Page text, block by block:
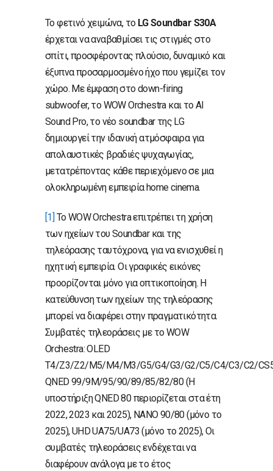
Το φετινό χειμώνα, το LGSoundbar S30A
έρχεται να αναβαθμίσει τις στιγμές στο
σπίτι, προσφέροντας πλούσιο, δυναμικό και
έξυπνα προσαρμοσμένο ήχο που γεμίζει τον
χώρο. Με έμφαση στο down-firing
subwoofer, το WOW Orchestra και το AI
Sound Pro, το νέο soundbar της LG
δημιουργεί την ιδανική ατμόσφαιρα για
απολαυστικές βραδιές ψυχαγωγίας,
μετατρέποντας κάθε περιεχόμενο σε μια
ολοκληρωμένη εμπειρία home cinema.
[1] Το WOW Orchestra επιτρέπει τη χρήση
των ηχείων του Soundbar και της
τηλεόρασης ταυτόχρονα, για να ενισχυθεί η
ηχητική εμπειρία. Οι γραφικές εικόνες
προορίζονται μόνο για οπτικοποίηση. Η
κατεύθυνση των ηχείων της τηλεόρασης
μπορεί να διαφέρει στην πραγματικότητα.
Συμβατές τηλεοράσεις με το WOW
Orchestra: OLED
T4/Z3/Z2/M5/M4/M3/G5/G4/G3/G2/C5/C4/C3/C2/
QNED 99/9M/95/90/89/85/82/80 (Η
υποστήριξη QNED 80 περιορίζεται στα έτη
2022, 2023 και 2025), NANO 90/80 (μόνο το
2025), UHD UA75/UA73 (μόνο το 2025), Οι
συμβατές τηλεοράσεις ενδέχεται να
διαφέρουν ανάλογα με το έτος